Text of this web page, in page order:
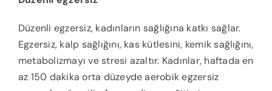
Düzenli egzersiz, kadınların sağlığına katkı sağlar.
Egzersiz, kalp sağlığını, kas kütlesini, kemik sağlığını,
metabolizmayı ve stresi azaltır. Kadınlar, haftada en
az 150 dakika orta düzeyde aerobik egzersiz